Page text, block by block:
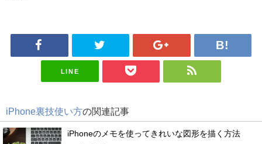
LINE
iPhone裏技使い方の関連記事
iPhoneのメモを使ってきれいな図形を描く方法